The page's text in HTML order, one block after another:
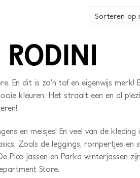
En dit is zo’n tof en eigenwijs merk!
kleuren. Het straalt een en al
en meisjes! En veel van de
Zoals de leggings, rompertjes en
Pico jassen en Parka winterjassen
Store.